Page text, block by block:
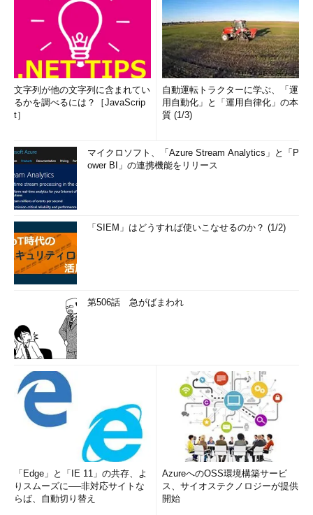
文字列が他の文字列に含まれてい
るかを調べるには？［JavaScrip
t］
自動運転トラクターに学ぶ、「運
用自動化」と「運用自律化」の本
質 (1/3)
マイクロソフト、「Azure Stream Analytics」と「P
ower BI」の連携機能をリリース
「SIEM」はどうすれば使いこなせるのか？ (1/2)
第506話 急がばまわれ
「Edge」と「IE 11」の共存、よ
りスムーズに──非対応サイトな
らば、自動切り替え
AzureへのOSS環境構築サービ
ス、サイオステクノロジーが提供
開始